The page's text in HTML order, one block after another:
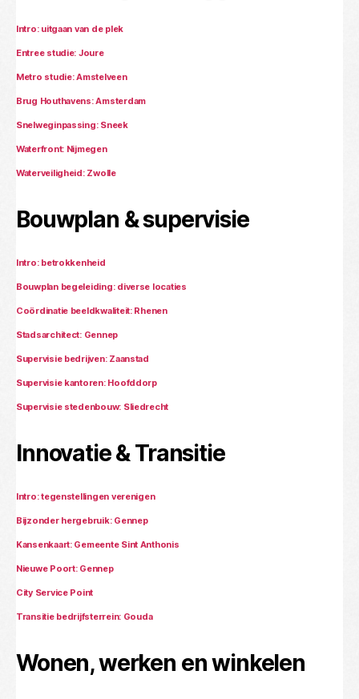
Intro: uitgaan van de plek
Entree studie: Joure
Metro studie: Amstelveen
Brug Houthavens: Amsterdam
Snelweginpassing: Sneek
Waterfront: Nijmegen
Waterveiligheid: Zwolle
Bouwplan & supervisie
Intro: betrokkenheid
Bouwplan begeleiding: diverse locaties
Coördinatie beeldkwaliteit: Rhenen
Stadsarchitect: Gennep
Supervisie bedrijven: Zaanstad
Supervisie kantoren: Hoofddorp
Supervisie stedenbouw: Sliedrecht
Innovatie & Transitie
Intro: tegenstellingen verenigen
Bijzonder hergebruik: Gennep
Kansenkaart: Gemeente Sint Anthonis
Nieuwe Poort: Gennep
City Service Point
Transitie bedrijfsterrein: Gouda
Wonen, werken en winkelen